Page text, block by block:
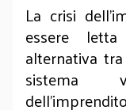
La crisi
essere
alternativa
sistema